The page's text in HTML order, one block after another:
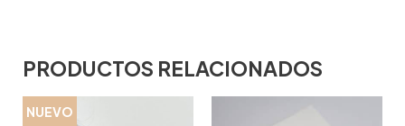
PRODUCTOS RELACIONADOS
NUEVO